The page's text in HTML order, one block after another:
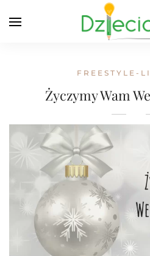
FREESTYLE-
Życzymy Wam